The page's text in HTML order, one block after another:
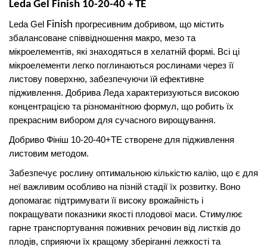
Leda Gel Finish 10-20-40 + TE
Leda Gel Finish прогресивним добривом, що містить
збалансоване співвідношення макро, мезо та
мікроелементів, які знаходяться в хелатній формі. Всі ці
мікроелементи легко поглинаються рослинами через її
листову поверхню, забезпечуючи їй ефективне
підживлення. Добрива Леда характеризуються високою
концентрацією та різноманітною формул, що робить їх
прекрасним вибором для сучасного вирощування.
Добриво Фініш 10-20-40+TE створене для підживлення
листовим методом.
Забезпечує рослину оптимальною кількістю калію, що є для
неї важливим особливо на пізній стадії їх розвитку. Воно
допомагає підтримувати її високу врожайність і
покращувати показники якості плодової маси. Стимулює
гарне транспортування поживних речовин від листків до
плодів, сприяючи їх кращому зберіганні лежкості та